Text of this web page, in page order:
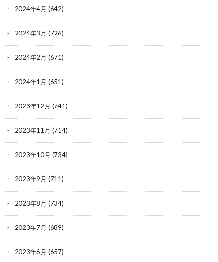
2024年4月 (642)
2024年3月 (726)
2024年2月 (671)
2024年1月 (651)
2023年12月 (741)
2023年11月 (714)
2023年10月 (734)
2023年9月 (711)
2023年8月 (734)
2023年7月 (689)
2023年6月 (657)